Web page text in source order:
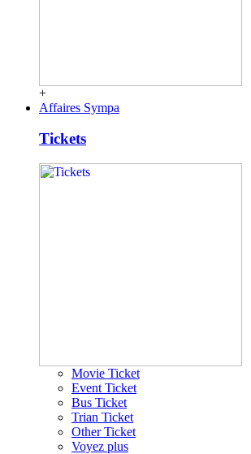
+
Affaires Sympa
Tickets
Movie Ticket
Event Ticket
Bus Ticket
Trian Ticket
Other Ticket
Voyez plus